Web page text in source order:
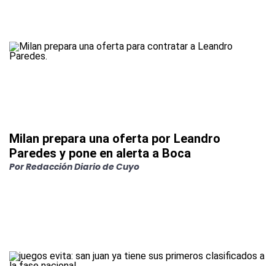
Milan prepara una oferta por Leandro
Paredes y pone en alerta a Boca
PorRedacción Diario de Cuyo